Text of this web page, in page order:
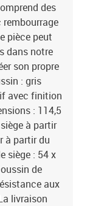
des
rembourrage
pièce peut
dans notre
son propre
: gris
avec finition
: 114,5
à partir
à partir du
siège : 54 x
de
aux
livraison